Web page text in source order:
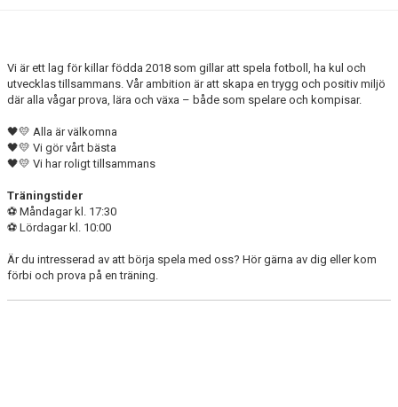
DOKUMENT
Vi är ett lag för killar födda 2018 som gillar att spela fotboll, ha kul och
utvecklas tillsammans. Vår ambition är att skapa en trygg och positiv miljö
där alla vågar prova, lära och växa – både som spelare och kompisar.
🖤💛 Alla är välkomna
🖤💛 Vi gör vårt bästa
🖤💛 Vi har roligt tillsammans
Träningstider
⚽ Måndagar kl. 17:30
⚽ Lördagar kl. 10:00
Är du intresserad av att börja spela med oss? Hör gärna av dig eller kom
förbi och prova på en träning.